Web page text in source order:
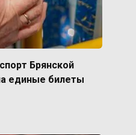
Брянской
единые билеты